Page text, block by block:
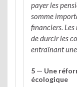
payer les
somme
financiers. Les
de durcir les
entraînant
5 — Une
écologique